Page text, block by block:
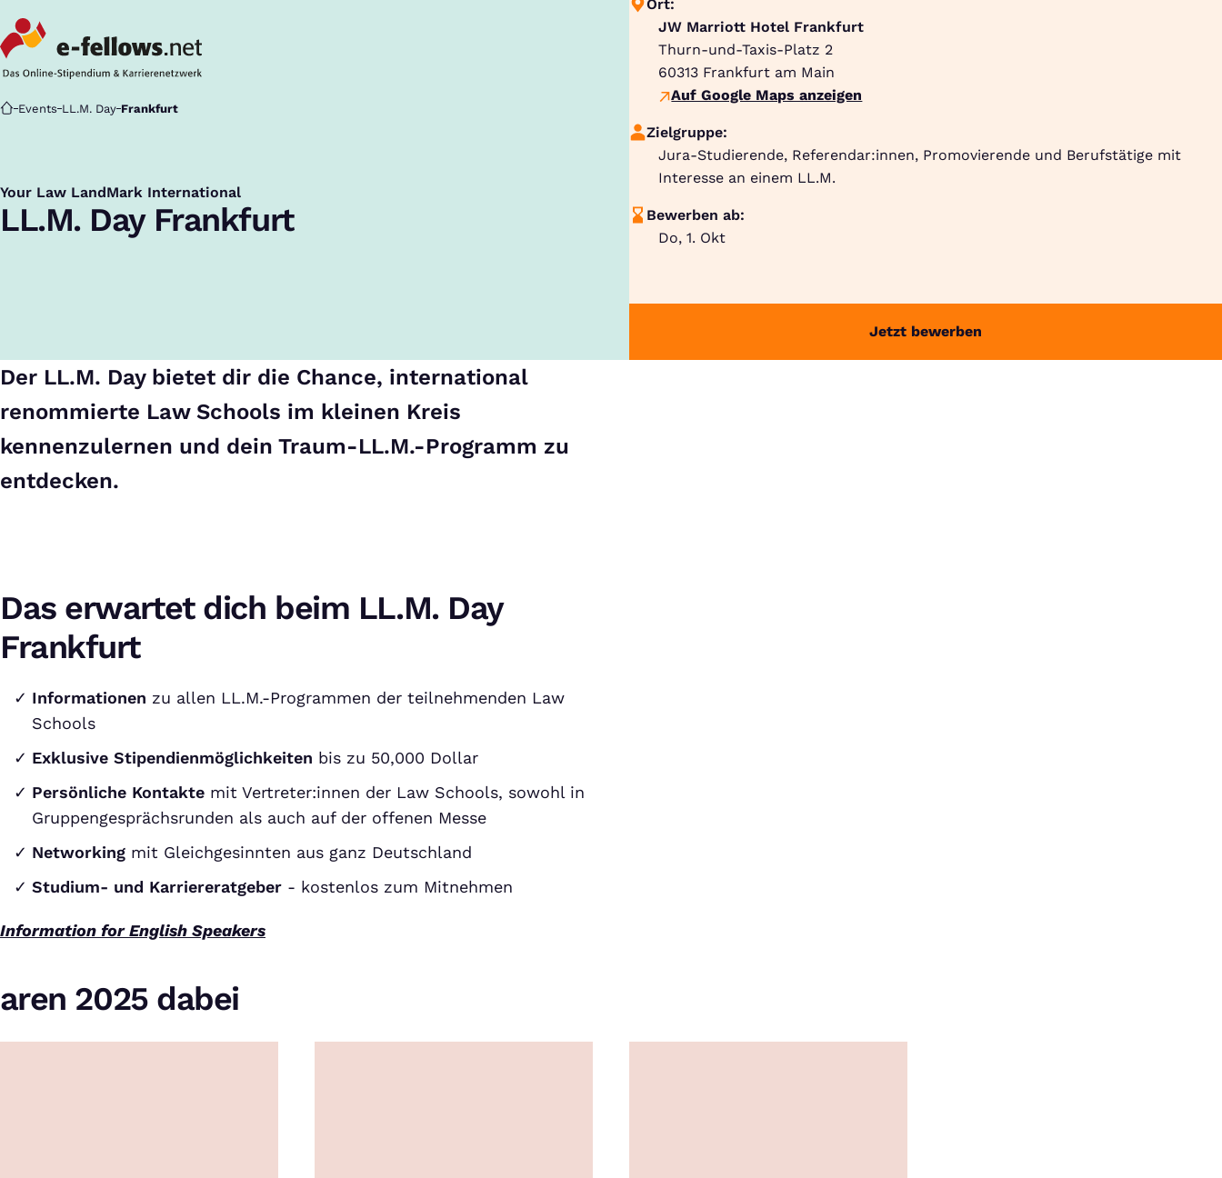
Startseite
Events LL.M. Day Frankfurt
Your Law LandMark International
:
LL.M. Day Frankfurt
Ort:
JW Marriott Hotel Frankfurt
Thurn-und-Taxis-Platz 2
60313 Frankfurt am Main
Auf Google Maps anzeigen
Zielgruppe:
Jura-Studierende, Referendar:innen, Promovierende und Berufstätige mit
Interesse an einem LL.M.
Bewerben ab:
Do, 1. Okt
Jetzt bewerben
Der LL.M. Day bietet dir die Chance, international
renommierte Law Schools im kleinen Kreis
kennenzulernen und dein Traum-LL.M.-Programm zu
entdecken.
Das erwartet dich beim LL.M. Day
Frankfurt
Informationen zu allen LL.M.-Programmen der teilnehmenden Law
Schools
Exklusive Stipendienmöglichkeiten bis zu 50,000 Dollar
Persönliche Kontakte mit Vertreter:innen der Law Schools, sowohl in
Gruppengesprächsrunden als auch auf der offenen Messe
Networking mit Gleichgesinnten aus ganz Deutschland
Studium- und Karriereratgeber - kostenlos zum Mitnehmen
Information for English Speakers
2025 dabei